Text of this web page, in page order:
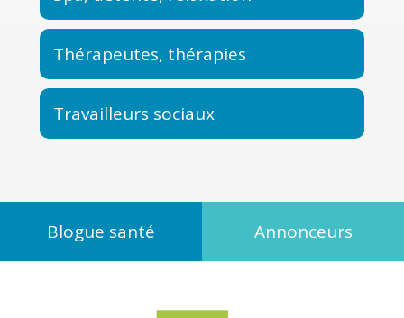
Thérapeutes, thérapies
Travailleurs sociaux
Blogue santé Annonceurs